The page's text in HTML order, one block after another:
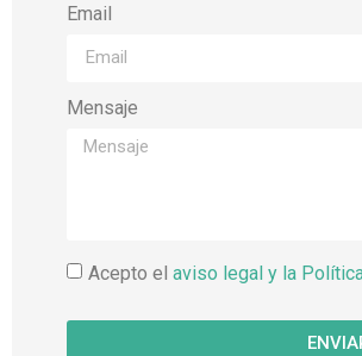
Email
Mensaje
Acepto el aviso legal y la